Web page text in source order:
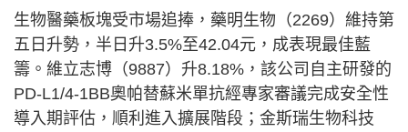
生物醫藥板塊受市場追捧，藥明生物（2269）維持第
五日升勢，半日升3.5%至42.04元，成表現最佳藍
籌。維立志博（9887）升8.18%，該公司自主研發的
PD-L1/4-1BB奧帕替蘇米單抗經專家審議完成安全性
導入期評估，順利進入擴展階段；金斯瑞生物科技